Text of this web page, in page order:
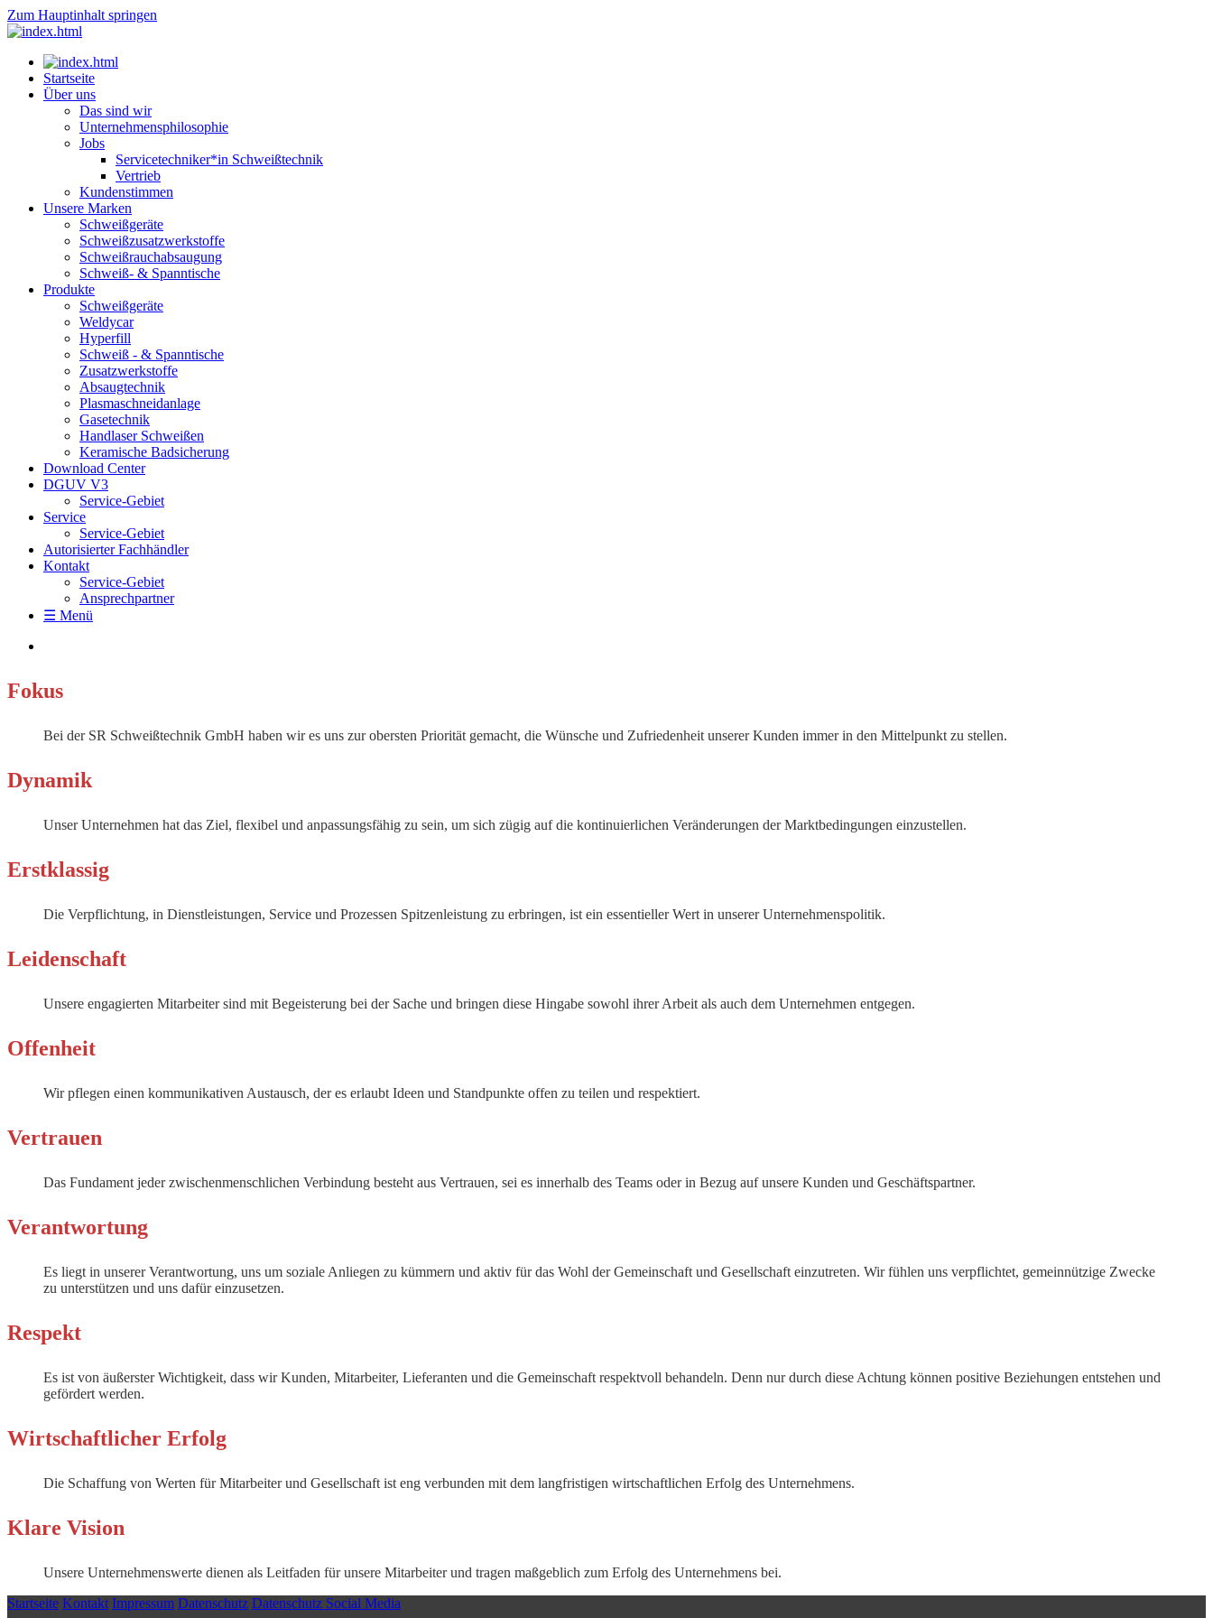
Zum Hauptinhalt springen
Startseite
Über uns
Das sind wir
Unternehmensphilosophie
Jobs
Servicetechniker*in Schweißtechnik
Vertrieb
Kundenstimmen
Unsere Marken
Schweißgeräte
Schweißzusatzwerkstoffe
Schweißrauchabsaugung
Schweiß- & Spanntische
Produkte
Schweißgeräte
Weldycar
Hyperfill
Schweiß - & Spanntische
Zusatzwerkstoffe
Absaugtechnik
Plasmaschneidanlage
Gasetechnik
Handlaser Schweißen
Keramische Badsicherung
Download Center
DGUV V3
Service-Gebiet
Service
Service-Gebiet
Autorisierter Fachhändler
Kontakt
Service-Gebiet
Ansprechpartner
☰ Menü
Fokus
Bei der SR Schweißtechnik GmbH haben wir es uns zur obersten Priorität gemacht, die Wünsche und Zufriedenheit unserer Kunden immer in den Mittelpunkt zu stellen.
Dynamik
Unser Unternehmen hat das Ziel, flexibel und anpassungsfähig zu sein, um sich zügig auf die kontinuierlichen Veränderungen der Marktbedingungen einzustellen.
Erstklassig
Die Verpflichtung, in Dienstleistungen, Service und Prozessen Spitzenleistung zu erbringen, ist ein essentieller Wert in unserer Unternehmenspolitik.
Leidenschaft
Unsere engagierten Mitarbeiter sind mit Begeisterung bei der Sache und bringen diese Hingabe sowohl ihrer Arbeit als auch dem Unternehmen entgegen.
Offenheit
Wir pflegen einen kommunikativen Austausch, der es erlaubt Ideen und Standpunkte offen zu teilen und respektiert.
Vertrauen
Das Fundament jeder zwischenmenschlichen Verbindung besteht aus Vertrauen, sei es innerhalb des Teams oder in Bezug auf unsere Kunden und Geschäftspartner.
Verantwortung
Es liegt in unserer Verantwortung, uns um soziale Anliegen zu kümmern und aktiv für das Wohl der Gemeinschaft und Gesellschaft einzutreten. Wir fühlen uns verpflichtet, gemeinnützige Zwecke
zu unterstützen und uns dafür einzusetzen.
Respekt
Es ist von äußerster Wichtigkeit, dass wir Kunden, Mitarbeiter, Lieferanten und die Gemeinschaft respektvoll behandeln. Denn nur durch diese Achtung können positive Beziehungen entstehen und
gefördert werden.
Wirtschaftlicher Erfolg
Die Schaffung von Werten für Mitarbeiter und Gesellschaft ist eng verbunden mit dem langfristigen wirtschaftlichen Erfolg des Unternehmens.
Klare Vision
Unsere Unternehmenswerte dienen als Leitfaden für unsere Mitarbeiter und tragen maßgeblich zum Erfolg des Unternehmens bei.
Startseite Kontakt Impressum Datenschutz Datenschutz Social Media